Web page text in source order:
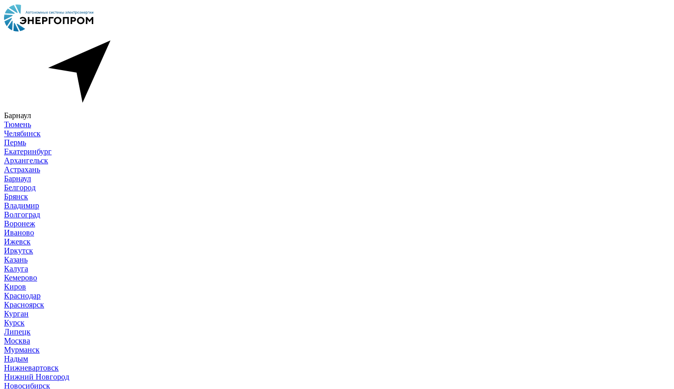
Барнаул
Тюмень
Челябинск
Пермь
Екатеринбург
Архангельск
Астрахань
Барнаул
Белгород
Брянск
Владимир
Волгоград
Воронеж
Иваново
Ижевск
Иркутск
Казань
Калуга
Кемерово
Киров
Краснодар
Красноярск
Курган
Курск
Липецк
Москва
Мурманск
Надым
Нижневартовск
Нижний Новгород
Новосибирск